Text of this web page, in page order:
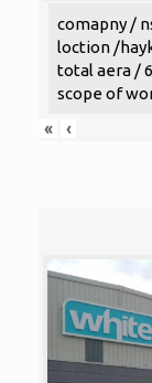
comapny /
loction /
total aera /
scope of
«
‹